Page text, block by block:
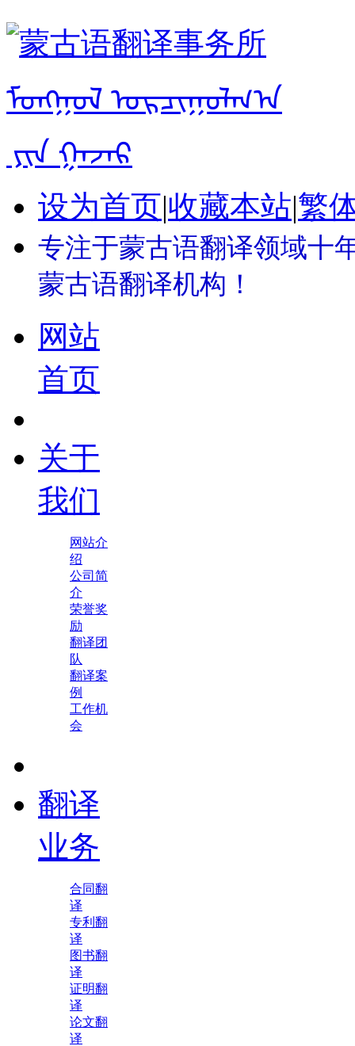
设为首页|收藏本站|繁
专注于蒙古语翻译领域十
蒙古语翻译机构！
网站
首页
关于
我们
网站介
绍
公司简
介
荣誉奖
励
翻译团
队
翻译案
例
工作机
会
翻译
业务
合同翻
译
专利翻
译
图书翻
译
证明翻
译
论文翻
译